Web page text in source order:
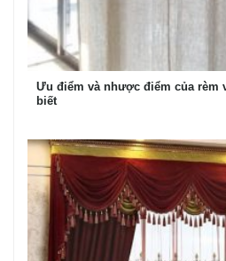
Ưu điểm và nhược điểm của rèm
biết